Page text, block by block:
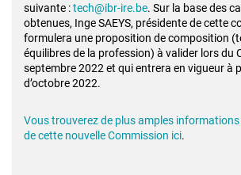
suivante :tech@ibr-ire.be. Sur la base des
obtenues, Inge SAEYS, présidente de cette
formulera une proposition de composition
équilibres de la profession) à valider lors du
septembre 2022 et qui entrera en vigueur à
d’octobre 2022.
Vous trouverez de plus amples
de cette nouvelle Commission ici.